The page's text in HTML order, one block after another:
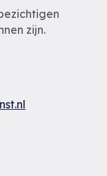
zijn.